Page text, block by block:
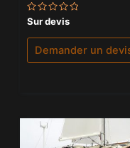
Note
0
sur
Sur devis
Demander un